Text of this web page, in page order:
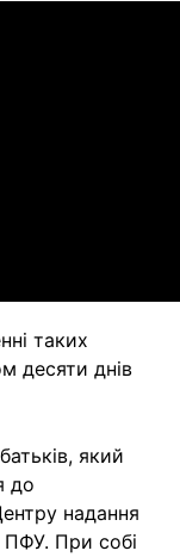
таких
десяти днів
який
до
надання
ПФУ. При собі